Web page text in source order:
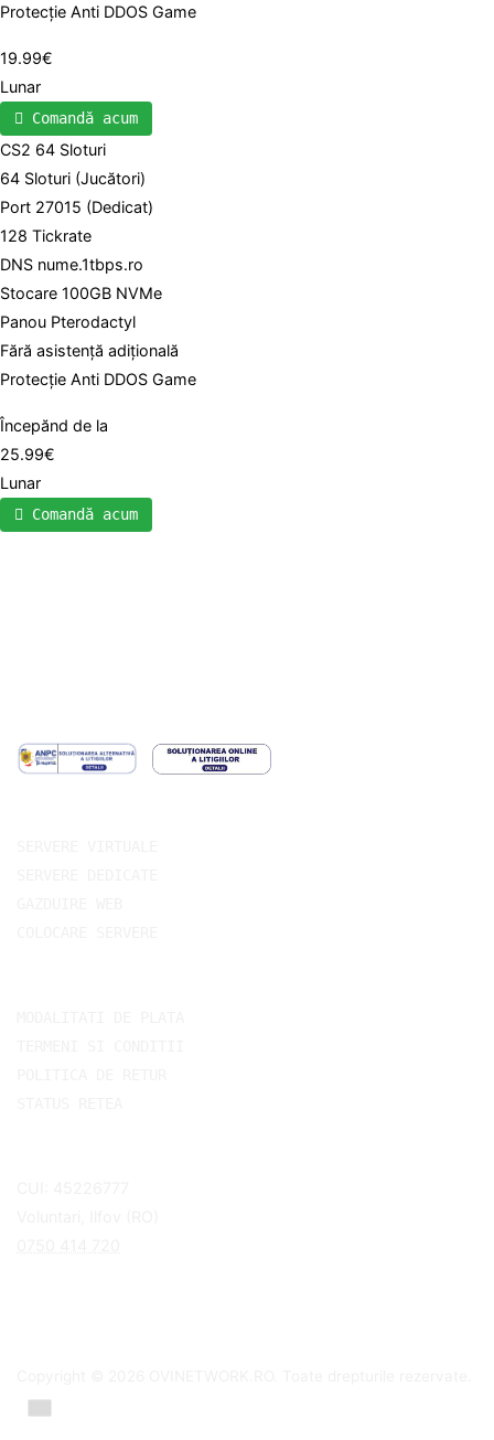
Protecție Anti DDOS Game
19.99€
Lunar
Comandă acum
CS2 64 Sloturi
64 Sloturi (Jucători)
Port 27015 (Dedicat)
128 Tickrate
DNS nume.1tbps.ro
Stocare 100GB NVMe
Panou Pterodactyl
Fără asistență adițională
Protecție Anti DDOS Game
Începănd de la
25.99€
Lunar
Comandă acum